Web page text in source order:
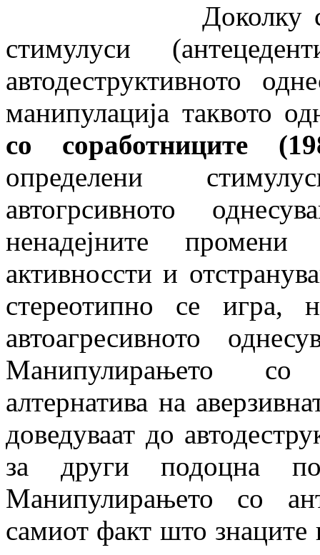
Доколку се
стимулуси
автодеструктивното
манипулација таквото
со соработниците
определени
автогрсивното
ненадејните
активноссти и
стереотипно се игра,
автоагресивното
Манипулирањето со
алтернатива на
доведуваат до
за други подоцна
Манипулирањето со
самиот факт што знаците